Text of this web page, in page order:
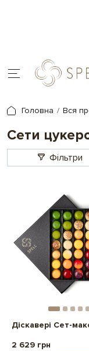
Головна Вся
Сети
Фільтри
Діскавері Сет-
2 629 грн